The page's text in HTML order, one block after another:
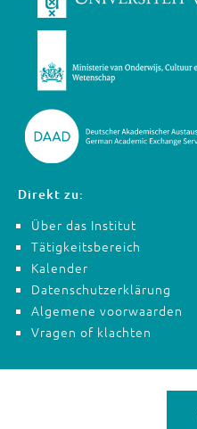
Direkt zu:
Über das Institut
Tätigkeitsbereich
Kalender
Datenschutzerklärung
Algemene voorwaarden
Vragen of klachten